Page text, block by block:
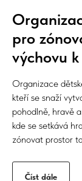
pro
výchovu
Organizace
kteří se snaží
pohodlně, hravě
kde se setkává
zónovat prostor
Číst dále